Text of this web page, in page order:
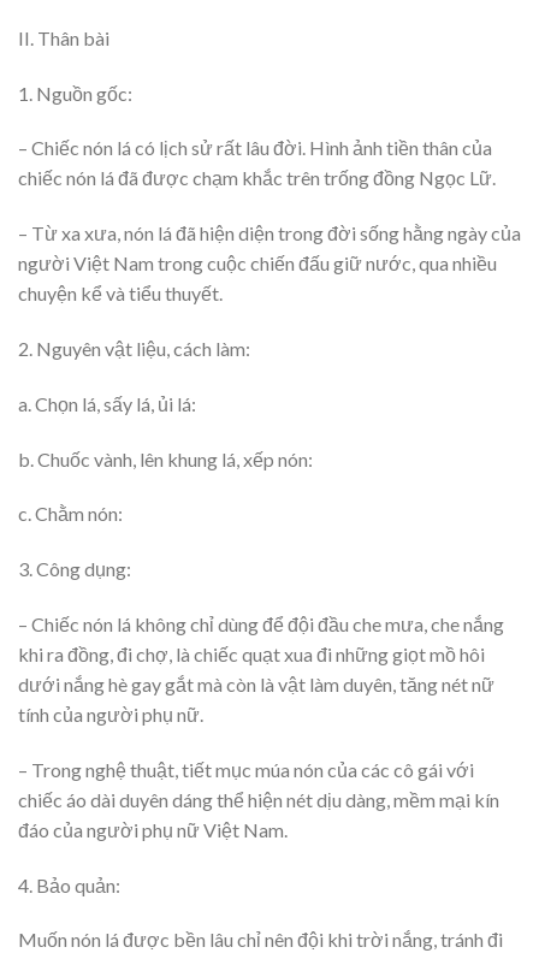
II. Thân bài
1. Nguồn gốc:
– Chiếc nón lá có lịch sử rất lâu đời. Hình ảnh tiền thân của
chiếc nón lá đã được chạm khắc trên trống đồng Ngọc Lữ.
– Từ xa xưa, nón lá đã hiện diện trong đời sống hằng ngày của
người Việt Nam trong cuộc chiến đấu giữ nước, qua nhiều
chuyện kể và tiểu thuyết.
2. Nguyên vật liệu, cách làm:
a. Chọn lá, sấy lá, ủi lá:
b. Chuốc vành, lên khung lá, xếp nón:
c. Chằm nón:
3. Công dụng:
– Chiếc nón lá không chỉ dùng để đội đầu che mưa, che nắng
khi ra đồng, đi chợ, là chiếc quạt xua đi những giọt mồ hôi
dưới nắng hè gay gắt mà còn là vật làm duyên, tăng nét nữ
tính của người phụ nữ.
– Trong nghệ thuật, tiết mục múa nón của các cô gái với
chiếc áo dài duyên dáng thể hiện nét dịu dàng, mềm mại kín
đáo của người phụ nữ Việt Nam.
4. Bảo quản:
Muốn nón lá được bền lâu chỉ nên đội khi trời nắng, tránh đi